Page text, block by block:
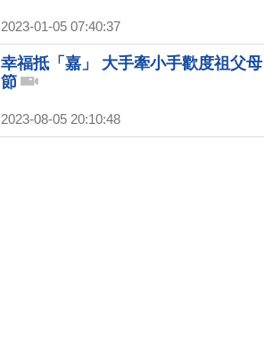
2023-01-05 07:40:37
幸福抵「嘉」 大手牽小手歡度祖父母
節
2023-08-05 20:10:48